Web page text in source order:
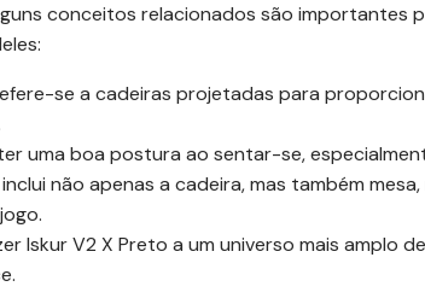
conceitos relacionados são
se a cadeiras projetadas para
uma boa postura ao sentar-se,
não apenas a cadeira, mas também
Iskur V2 X Preto a um universo mais amplo